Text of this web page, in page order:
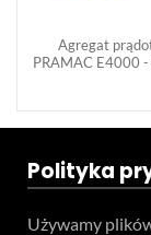
Agregat
PRAMAC E4000
Polityka
Używamy